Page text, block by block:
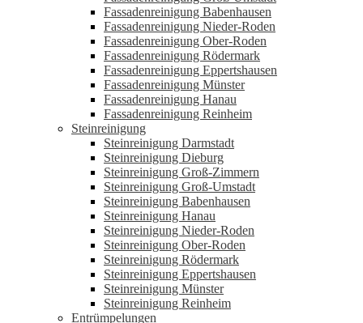
Fassadenreinigung Babenhausen
Fassadenreinigung Nieder-Roden
Fassadenreinigung Ober-Roden
Fassadenreinigung Rödermark
Fassadenreinigung Eppertshausen
Fassadenreinigung Münster
Fassadenreinigung Hanau
Fassadenreinigung Reinheim
Steinreinigung
Steinreinigung Darmstadt
Steinreinigung Dieburg
Steinreinigung Groß-Zimmern
Steinreinigung Groß-Umstadt
Steinreinigung Babenhausen
Steinreinigung Hanau
Steinreinigung Nieder-Roden
Steinreinigung Ober-Roden
Steinreinigung Rödermark
Steinreinigung Eppertshausen
Steinreinigung Münster
Steinreinigung Reinheim
Entrümpelungen